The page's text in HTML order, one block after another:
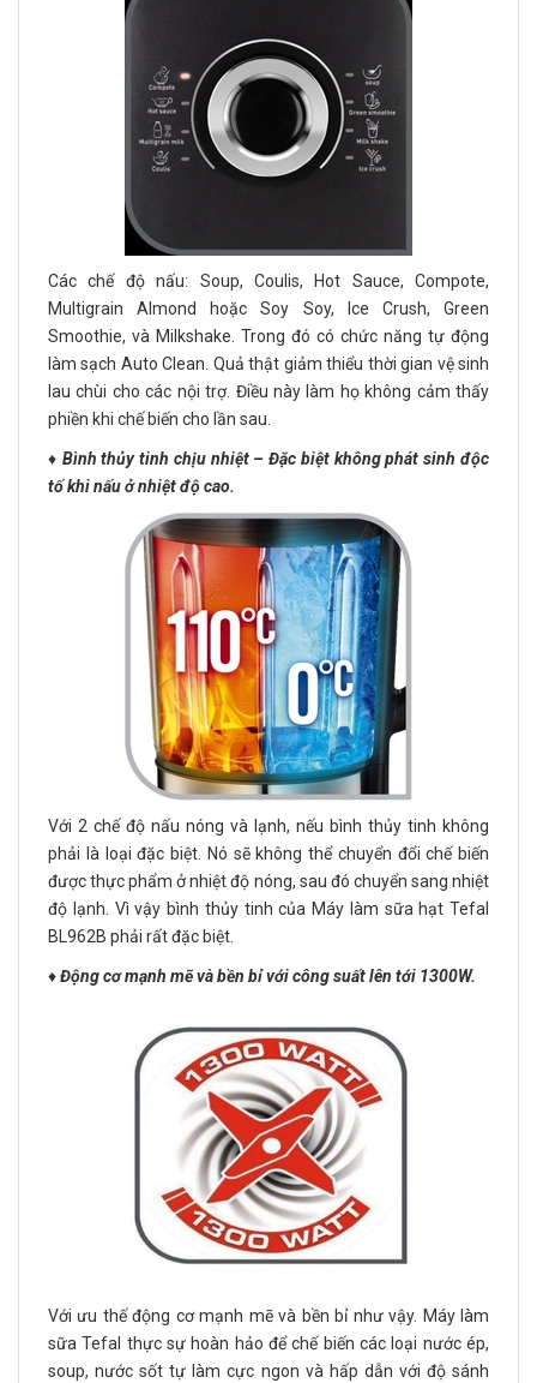
Các chế độ nấu: Soup, Coulis, Hot Sauce, Compote,
Multigrain Almond hoặc Soy Soy, Ice Crush, Green
Smoothie, và Milkshake. Trong đó có chức năng tự động
làm sạch Auto Clean. Quả thật giảm thiểu thời gian vệ sinh
lau chùi cho các nội trợ. Điều này làm họ không cảm thấy
phiền khi chế biến cho lần sau.
♦️ Bình thủy tinh chịu nhiệt – Đặc biệt không phát sinh độc
tố khi nấu ở nhiệt độ cao.
Với 2 chế độ nấu nóng và lạnh, nếu bình thủy tinh không
phải là loại đặc biệt. Nó sẽ không thể chuyển đổi chế biến
được thực phẩm ở nhiệt độ nóng, sau đó chuyển sang nhiệt
độ lạnh. Vì vậy bình thủy tinh của Máy làm sữa hạt Tefal
BL962B phải rất đặc biệt.
♦️Động cơ mạnh mẽ và bền bỉ với công suất lên tới 1300W.
Với ưu thế động cơ mạnh mẽ và bền bỉ như vậy. Máy làm
sữa Tefal thực sự hoàn hảo để chế biến các loại nước ép,
soup, nước sốt tự làm cực ngon và hấp dẫn với độ sánh